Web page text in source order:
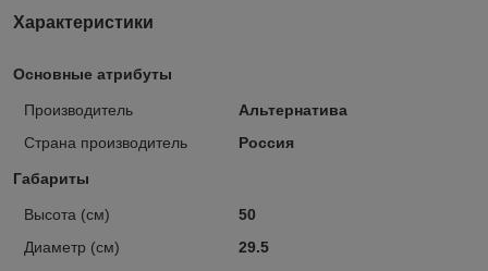
Характеристики
Основные атрибуты
Производитель
Альтернатива
Страна производитель
Россия
Габариты
Высота (см)
50
Диаметр (см)
29.5